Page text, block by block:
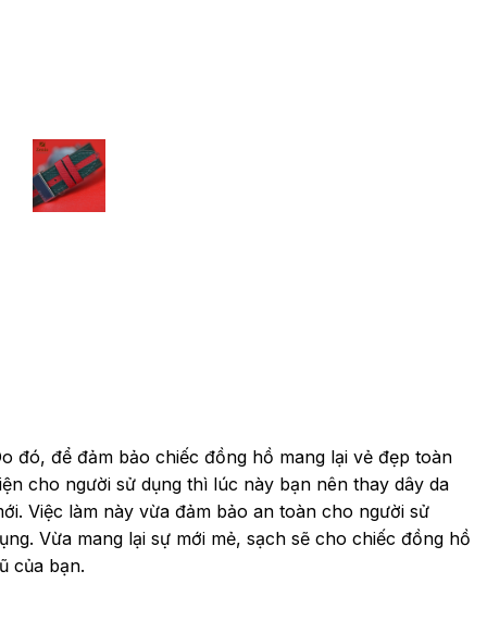
đó, để đảm bảo chiếc đồng hồ mang lại vẻ đẹp toàn
cho người sử dụng thì lúc này bạn nên thay dây da
Việc làm này vừa đảm bảo an toàn cho người sử
Vừa mang lại sự mới mẻ, sạch sẽ cho chiếc đồng hồ
của bạn.